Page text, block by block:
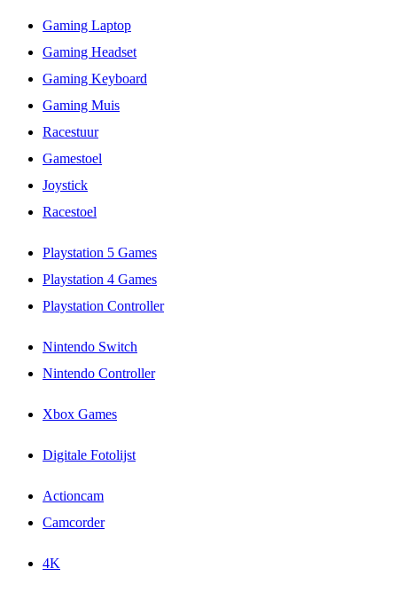
Gaming Laptop
Gaming Headset
Gaming Keyboard
Gaming Muis
Racestuur
Gamestoel
Joystick
Racestoel
Playstation 5 Games
Playstation 4 Games
Playstation Controller
Nintendo Switch
Nintendo Controller
Xbox Games
Digitale Fotolijst
Actioncam
Camcorder
4K